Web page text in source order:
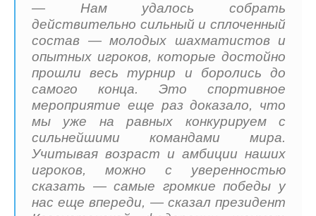
— Нам удалось собрать
действительно сильный и сплоченный
состав — молодых шахматистов и
опытных игроков, которые достойно
прошли весь турнир и боролись до
самого конца. Это спортивное
мероприятие еще раз доказало, что
мы уже на равных конкурируем с
сильнейшими командами мира.
Учитывая возраст и амбиции наших
игроков, можно с уверенностью
сказать — самые громкие победы у
нас еще впереди, — сказал президент